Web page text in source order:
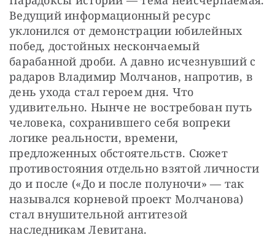
Ведущий информационный ресурс
уклонился от демонстрации юбилейных
побед, достойных нескончаемый
барабанной дроби. А давно исчезнувший с
радаров Владимир Молчанов, напротив, в
день ухода стал героем дня. Что
удивительно. Нынче не востребован путь
человека, сохранившего себя вопреки
логике реальности, времени,
предложенных обстоятельств. Сюжет
противостояния отдельно взятой личности
до и после («До и после полуночи» — так
назывался корневой проект Молчанова)
стал внушительной антитезой
наследникам Левитана.